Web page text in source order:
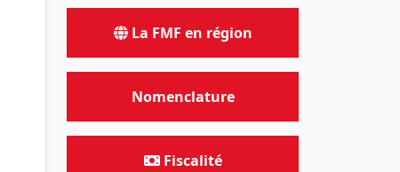
La FMF en région
Nomenclature
Fiscalité